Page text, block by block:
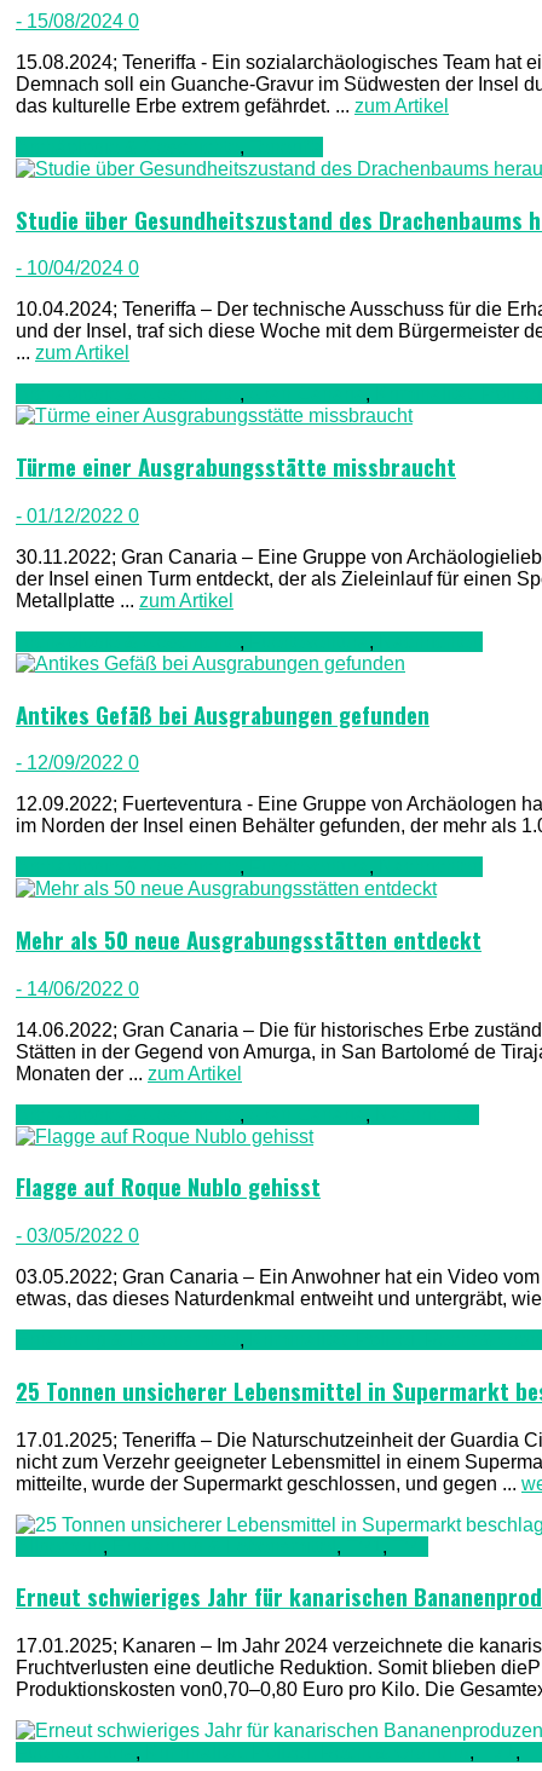
- 15/08/2024 0
15.08.2024; Teneriffa - Ein sozialarchäologisches Team hat
Demnach soll ein Guanche-Gravur im Südwesten der Insel
das kulturelle Erbe extrem gefährdet. ... zum Artikel
,
Studie über Gesundheitszustand des Drachenbaums
- 10/04/2024 0
10.04.2024; Teneriffa – Der technische Ausschuss für die
und der Insel, traf sich diese Woche mit dem Bürgermeister
... zum Artikel
, ,
Türme einer Ausgrabungsstätte missbraucht
- 01/12/2022 0
30.11.2022; Gran Canaria – Eine Gruppe von
der Insel einen Turm entdeckt, der als Zieleinlauf für einen
Metallplatte ... zum Artikel
, ,
Antikes Gefäß bei Ausgrabungen gefunden
- 12/09/2022 0
12.09.2022; Fuerteventura - Eine Gruppe von Archäologen
im Norden der Insel einen Behälter gefunden, der mehr als
, ,
Mehr als 50 neue Ausgrabungsstätten entdeckt
- 14/06/2022 0
14.06.2022; Gran Canaria – Die für historisches Erbe
Stätten in der Gegend von Amurga, in San Bartolomé de
Monaten der ... zum Artikel
, ,
Flagge auf Roque Nublo gehisst
- 03/05/2022 0
03.05.2022; Gran Canaria – Ein Anwohner hat ein Video
etwas, das dieses Naturdenkmal entweiht und untergräbt,
,
25 Tonnen unsicherer Lebensmittel in Supermarkt
17.01.2025; Teneriffa – Die Naturschutzeinheit der Guardia
nicht zum Verzehr geeigneter Lebensmittel in einem
mitteilte, wurde der Supermarkt geschlossen, und gegen ...
, , ,
Erneut schwieriges Jahr für kanarischen
17.01.2025; Kanaren – Im Jahr 2024 verzeichnete die
Fruchtverlusten eine deutliche Reduktion. Somit blieben
Produktionskosten von0,70–0,80 Euro pro Kilo. Die
, , ,